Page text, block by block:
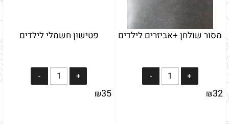
מסור שולחן +אביזרים לילדים
₪32
פטישון חשמלי לילדים
₪35